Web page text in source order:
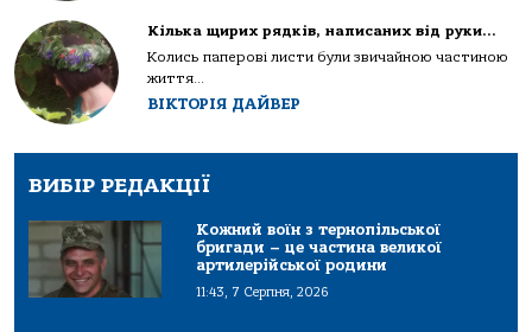
Кілька щирих рядків, написаних від руки…
Колись паперові листи були звичайною частиною
життя...
ВІКТОРІЯ ДАЙВЕР
ВИБІР РЕДАКЦІЇ
Кожний воїн з тернопільської
бригади – це частина великої
артилерійської родини
11:43, 7 Серпня, 2026